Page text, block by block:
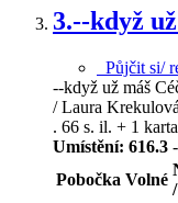
3.--když
Půjčit si/
--když už máš
/ Laura
. 66 s. il. + 1
Umístění: 616.3
Pobočka Volné